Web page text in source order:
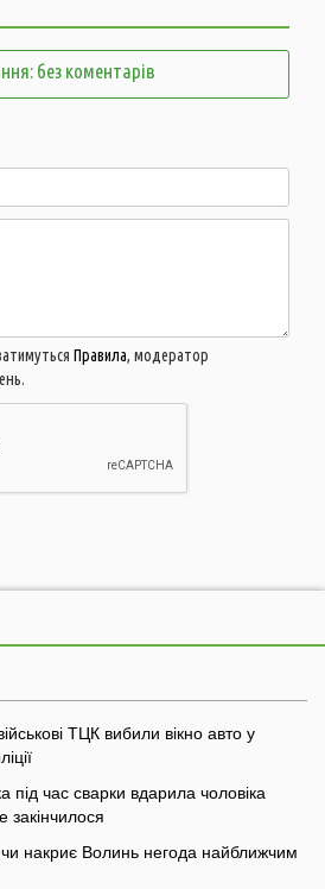
без коментарів
Правила, модератор
ТЦК вибили вікно авто у
під час сварки вдарила чоловіка
накриє Волинь негода найближчим